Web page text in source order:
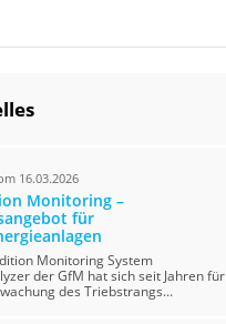
16.03.2026
Monitoring –
für
Monitoring System
der GfM hat sich seit Jahren für
des Triebstrangs...